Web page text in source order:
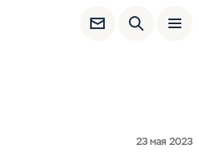
23 мая 2023